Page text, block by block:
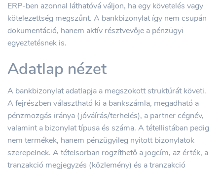
ERP-ben azonnal láthatóvá váljon, ha egy követelés vagy
kötelezettség megszűnt. A bankbizonylat így nem csupán
dokumentáció, hanem aktív résztvevője a pénzügyi
egyeztetésnek is.
Adatlap nézet
A bankbizonylat adatlapja a megszokott struktúrát követi.
A fejrészben választható ki a bankszámla, megadható a
pénzmozgás iránya (jóváírás/terhelés), a partner cégnév,
valamint a bizonylat típusa és száma. A tétellistában pedig
nem termékek, hanem pénzügyileg nyitott bizonylatok
szerepelnek. A tételsorban rögzíthető a jogcím, az érték, a
tranzakció megjegyzés (közlemény) és a tranzakció